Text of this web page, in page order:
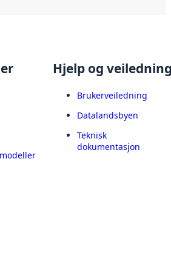
Hjelp og
Brukerveiledning
Datalandsbyen
Teknisk
dokumentasjon